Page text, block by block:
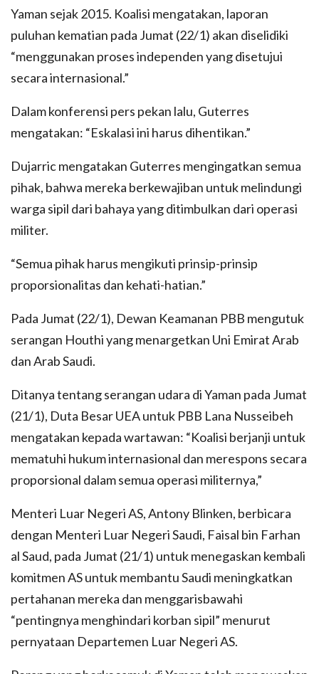
Yaman sejak 2015. Koalisi mengatakan, laporan
puluhan kematian pada Jumat (22/1) akan diselidiki
“menggunakan proses independen yang disetujui
secara internasional.”
Dalam konferensi pers pekan lalu, Guterres
mengatakan: “Eskalasi ini harus dihentikan.”
Dujarric mengatakan Guterres mengingatkan semua
pihak, bahwa mereka berkewajiban untuk melindungi
warga sipil dari bahaya yang ditimbulkan dari operasi
militer.
“Semua pihak harus mengikuti prinsip-prinsip
proporsionalitas dan kehati-hatian.”
Pada Jumat (22/1), Dewan Keamanan PBB mengutuk
serangan Houthi yang menargetkan Uni Emirat Arab
dan Arab Saudi.
Ditanya tentang serangan udara di Yaman pada Jumat
(21/1), Duta Besar UEA untuk PBB Lana Nusseibeh
mengatakan kepada wartawan: “Koalisi berjanji untuk
mematuhi hukum internasional dan merespons secara
proporsional dalam semua operasi militernya,”
Menteri Luar Negeri AS, Antony Blinken, berbicara
dengan Menteri Luar Negeri Saudi, Faisal bin Farhan
al Saud, pada Jumat (21/1) untuk menegaskan kembali
komitmen AS untuk membantu Saudi meningkatkan
pertahanan mereka dan menggarisbawahi
“pentingnya menghindari korban sipil” menurut
pernyataan Departemen Luar Negeri AS.